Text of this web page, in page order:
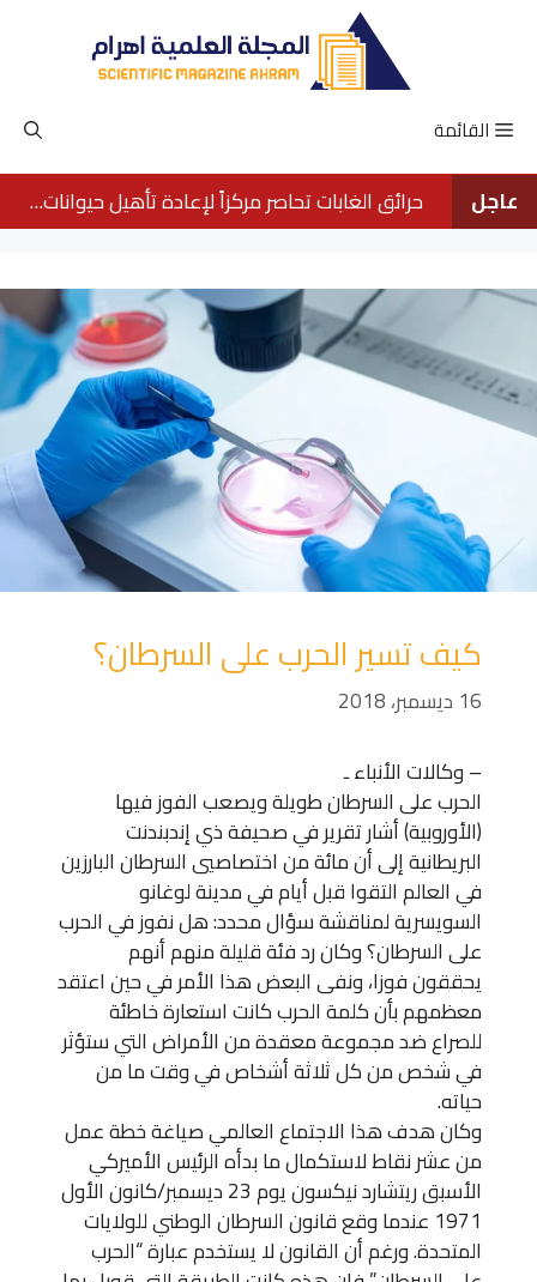
القائمة
عاجل حرائق الغابات تحاصر مركزاً لإعادة تأهيل حيوانات الأورانجوتان في بورنيو
كيف تسير الحرب على السرطان؟
16 ديسمبر، 2018
– وكالات الأنباء ـ
الحرب على السرطان طويلة ويصعب الفوز فيها
(الأوروبية) أشار تقرير في صحيفة ذي إندبندنت
البريطانية إلى أن مائة من اختصاصيي السرطان البارزين
في العالم التقوا قبل أيام في مدينة لوغانو
السويسرية لمناقشة سؤال محدد: هل نفوز في الحرب
على السرطان؟ وكان رد فئة قليلة منهم أنهم
يحققون فوزا، ونفى البعض هذا الأمر في حين اعتقد
معظمهم بأن كلمة الحرب كانت استعارة خاطئة
للصراع ضد مجموعة معقدة من الأمراض التي ستؤثر
في شخص من كل ثلاثة أشخاص في وقت ما من
حياته.
وكان هدف هذا الاجتماع العالمي صياغة خطة عمل
من عشر نقاط لاستكمال ما بدأه الرئيس الأميركي
الأسبق ريتشارد نيكسون يوم 23 ديسمبر/كانون الأول
1971 عندما وقع قانون السرطان الوطني للولايات
المتحدة. ورغم أن القانون لا يستخدم عبارة “الحرب